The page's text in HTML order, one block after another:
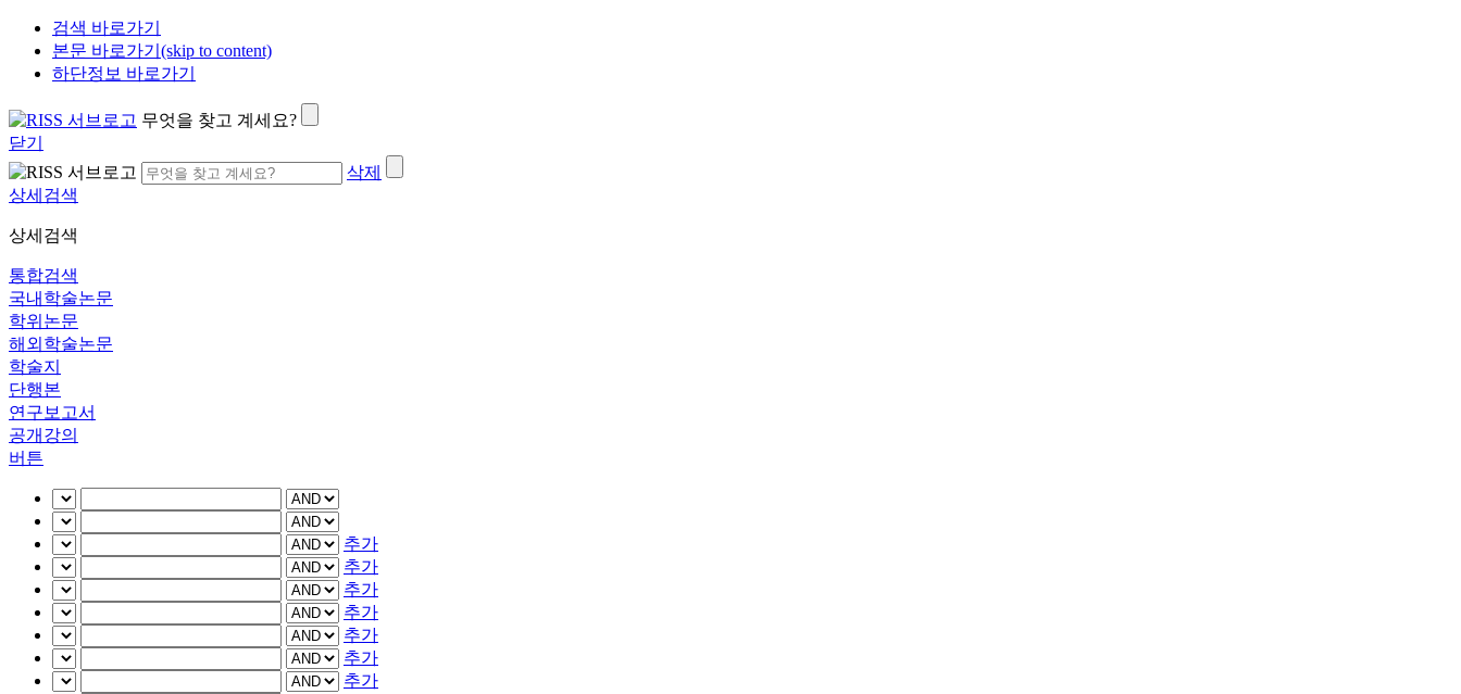
검색 바로가기
본문 바로가기(skip to content)
하단정보 바로가기
무엇을 찾고 계세요?
닫기
삭제
상세검색
상세검색
통합검색
국내학술논문
학위논문
해외학술논문
학술지
단행본
연구보고서
공개강의
버튼
추가
추가
추가
추가
추가
추가
추가